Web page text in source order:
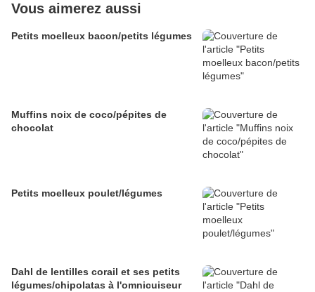
Vous aimerez aussi
Petits moelleux bacon/petits légumes
Muffins noix de coco/pépites de
chocolat
Petits moelleux poulet/légumes
Dahl de lentilles corail et ses petits
légumes/chipolatas à l'omnicuiseur